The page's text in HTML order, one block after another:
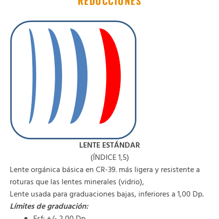
LENTE ESTÁNDAR
(ÍNDICE 1,5)
Lente orgánica básica en CR-39. más ligera y resistente a
roturas que las lentes minerales (vidrio),
Lente usada para graduaciones bajas, inferiores a 1,00 Dp.
Límites de graduación: